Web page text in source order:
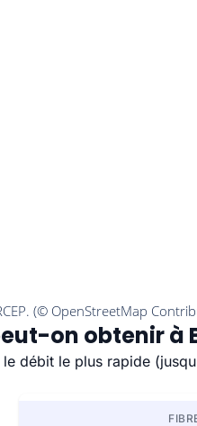
on obtenir à
débit le plus rapide